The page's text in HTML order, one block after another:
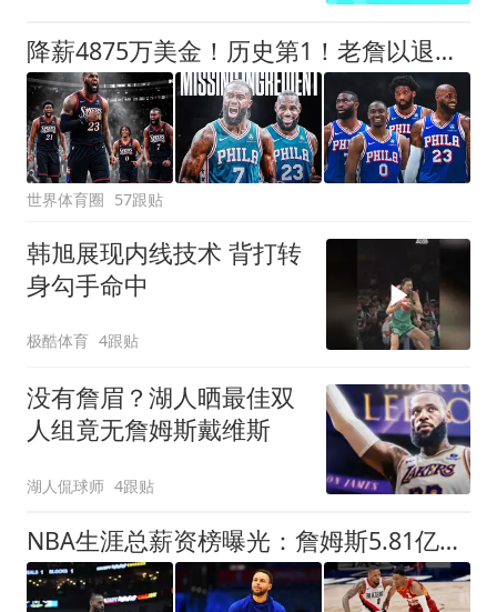
降薪4875万美金！历史第1！老詹以退为进，大帝要兑现承诺
世界体育圈 57跟贴
韩旭展现内线技术 背打转
身勾手命中
极酷体育 4跟贴
没有詹眉？湖人晒最佳双
人组竟无詹姆斯戴维斯
湖人侃球师 4跟贴
NBA生涯总薪资榜曝光：詹姆斯5.81亿领跑 为何底薪去76人